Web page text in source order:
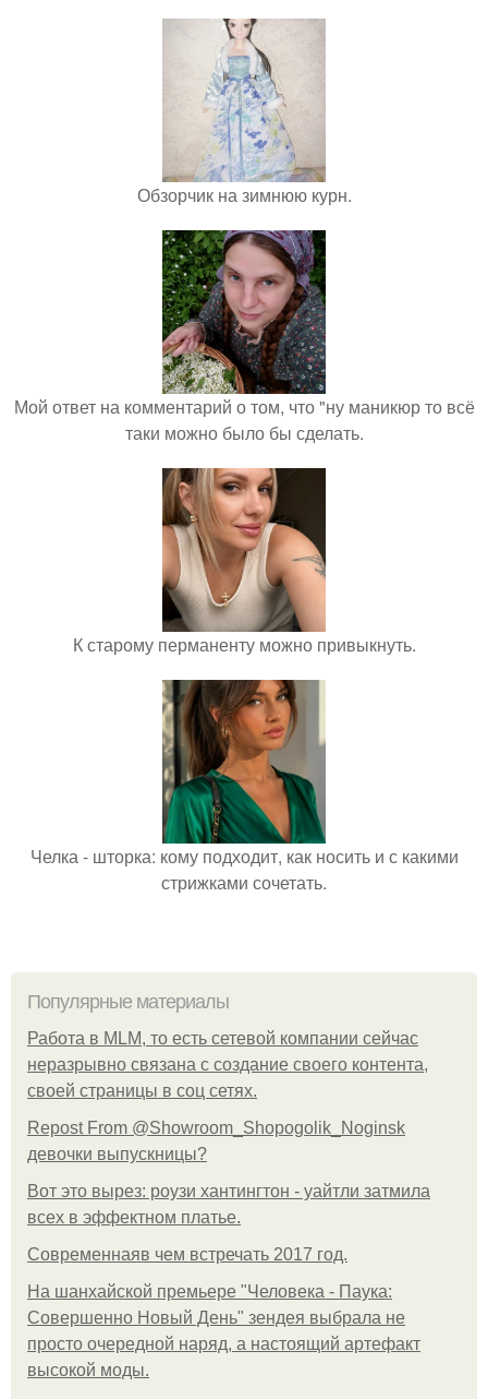
Обзорчик на зимнюю курн.
Мой ответ на комментарий о том, что "ну маникюр то всё
таки можно было бы сделать.
К старому перманенту можно привыкнуть.
Челка - шторка: кому подходит, как носить и с какими
стрижками сочетать.
Популярные материалы
Работа в MLM, то есть сетевой компании сейчас
неразрывно связана с создание своего контента,
своей страницы в соц сетях.
Repost From @Showroom_Shopogolik_Noginsk
девочки выпускницы?
Вот это вырез: роузи хантингтон - уайтли затмила
всех в эффектном платьe.
Современнаяв чем встречать 2017 год.
На шанхайской премьере "Человека - Паука:
Совершенно Новый День" зендея выбрала не
просто очередной наряд, а настоящий артефакт
высокой моды.